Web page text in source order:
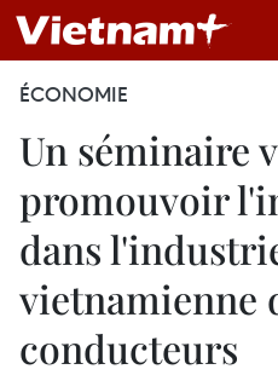
ÉCONOMIE
Un séminaire
promouvoir
dans
vietnamienne
conducteurs